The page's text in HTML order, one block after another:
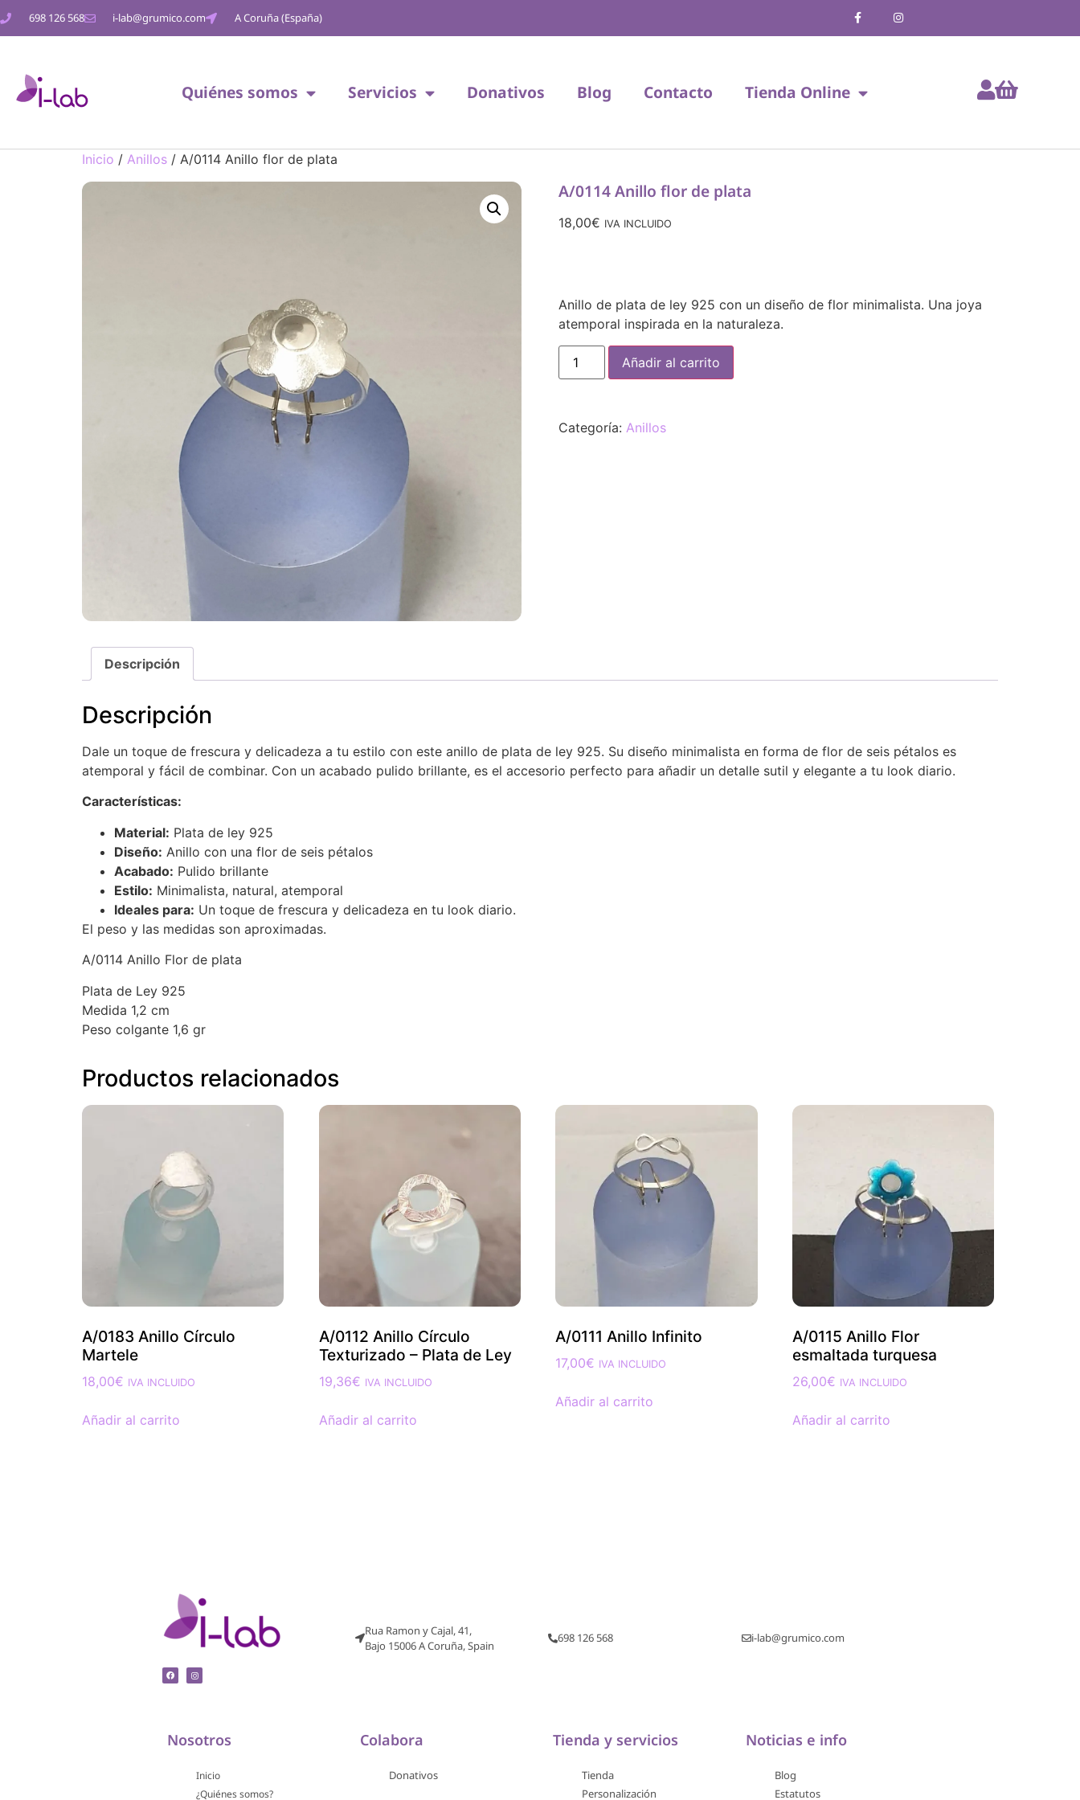
698 126 568 i-lab@grumico.com A Coruña (España)
Quiénes somos Servicios Donativos Blog Contacto Tienda Online
Inicio / Anillos / A/0114 Anillo flor de plata
A/0114 Anillo flor de plata
18,00€ IVA INCLUIDO
Anillo de plata de ley 925 con un diseño de flor minimalista. Una joya
atemporal inspirada en la naturaleza.
Añadir al carrito
Categoría: Anillos
Descripción
Descripción
Dale un toque de frescura y delicadeza a tu estilo con este anillo de plata de ley 925. Su diseño minimalista en forma de flor de seis pétalos es
atemporal y fácil de combinar. Con un acabado pulido brillante, es el accesorio perfecto para añadir un detalle sutil y elegante a tu look diario.
Características:
Material: Plata de ley 925
Diseño: Anillo con una flor de seis pétalos
Acabado: Pulido brillante
Estilo: Minimalista, natural, atemporal
Ideales para: Un toque de frescura y delicadeza en tu look diario.
El peso y las medidas son aproximadas.
A/0114 Anillo Flor de plata
Plata de Ley 925
Medida 1,2 cm
Peso colgante 1,6 gr
Productos relacionados
A/0183 Anillo Círculo
Martele
18,00€ IVA INCLUIDO
Añadir al carrito
A/0112 Anillo Círculo
Texturizado – Plata de Ley
19,36€ IVA INCLUIDO
Añadir al carrito
A/0111 Anillo Infinito
17,00€ IVA INCLUIDO
Añadir al carrito
A/0115 Anillo Flor
esmaltada turquesa
26,00€ IVA INCLUIDO
Añadir al carrito
Rua Ramon y Cajal, 41,
Bajo 15006 A Coruña, Spain
698 126 568 i-lab@grumico.com
Nosotros
Inicio
¿Quiénes somos?
Colabora
Donativos
Tienda y servicios
Tienda
Personalización
Noticias e info
Blog
Estatutos